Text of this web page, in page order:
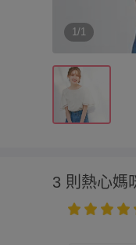
1/1
3 則熱心媽